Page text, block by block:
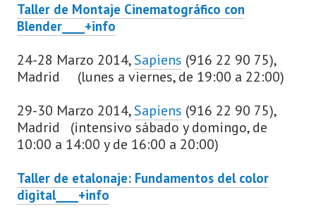
Taller de Montaje Cinematográfico con
Blender____+info
24-28 Marzo 2014,Sapiens (916 22 90 75),
Madrid (lunes a viernes, de 19:00 a 22:00)
29-30 Marzo 2014,Sapiens (916 22 90 75),
Madrid (intensivo sábado y domingo, de
10:00 a 14:00 y de 16:00 a 20:00)
Taller de etalonaje: Fundamentos del color
digital____+info